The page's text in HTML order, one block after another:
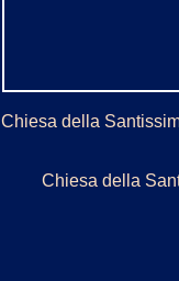
Chiesa della
Chiesa della